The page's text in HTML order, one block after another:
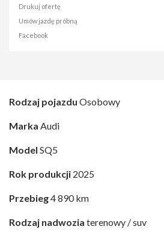
Drukuj ofertę
Umów jazdę próbną
Facebook
Rodzaj pojazdu Osobowy
Marka Audi
Model SQ5
Rok produkcji 2025
Przebieg4 890 km
Rodzaj nadwozia terenowy / suv